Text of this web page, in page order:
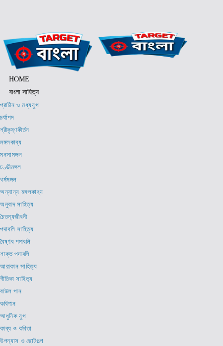
HOME
বাংলা সাহিত্য
প্রাচীন ও মধ্যযুগ
চর্যাপদ
শ্রীকৃষ্ণকীর্তন
মঙ্গলকাব্য
মনসামঙ্গল
চণ্ডীমঙ্গল
ধর্মমঙ্গল
অন্যান্য মঙ্গলকাব্য
অনুবাদ সাহিত্য
চৈতন্যজীবনী
পদাবলি সাহিত্য
বৈষ্ণব পদাবলি
শাক্ত পদাবলি
আরাকান সাহিত্য
গীতিকা সাহিত্য
বাউল গান
কবিগান
আধুনিক যুগ
কাব্য ও কবিতা
উপন্যাস ও ছোটগল্প